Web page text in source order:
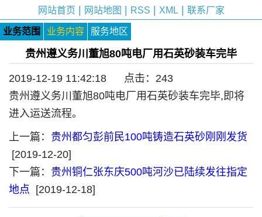
网站首页 网站地图 RSS XML| 联系厂家
业务范围 业务内容 服务地区
贵州遵义务川董旭80吨电厂用石英砂装车完毕
2019-12-19 11:42:18 点击： 243
贵州遵义务川董旭80吨电厂用石英砂装车完毕,即将
进入运送流程。
上一篇： 贵州都匀彭前民100吨铸造石英砂刚刚发货
[2019-12-20]
下一篇： 贵州铜仁张东庆500吨河沙已陆续发往指定
地点
[2019-12-18]